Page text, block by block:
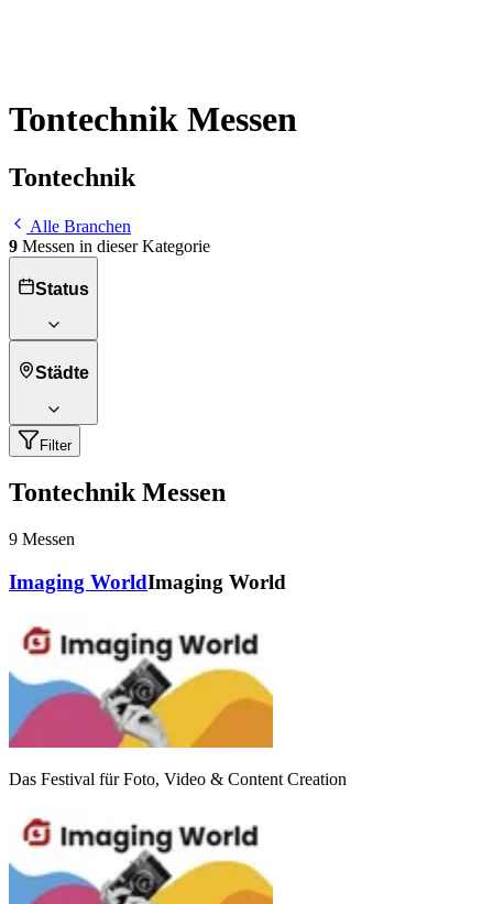
Tontechnik Messen
Tontechnik
Alle Branchen
9 Messen in dieser Kategorie
Status
Städte
Filter
Tontechnik Messen
9 Messen
Imaging WorldImaging World
Das Festival für Foto, Video & Content Creation